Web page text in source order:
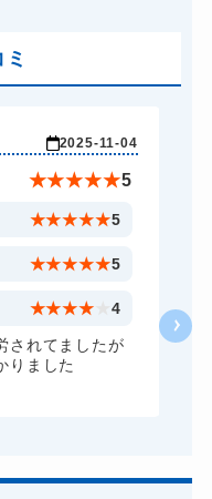
8,800円～(税込)
10,780円～(税込)
11,000円～(税込)
2025-11-04
★★★★★5
★★★★★5
★★★★★5
★★★★ 4
されてましたが
りました